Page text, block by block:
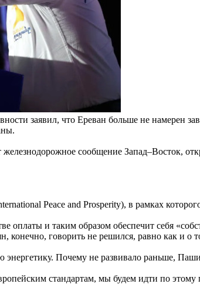
заявил, что Ереван больше не намерен
сообщение Запад–Восток,
Peace and Prosperity), в рамках
оплаты и таким образом обеспечит себя
говорить не решился, равно как и о
Почему не развивало раньше,
стандартам, мы будем идти по этому